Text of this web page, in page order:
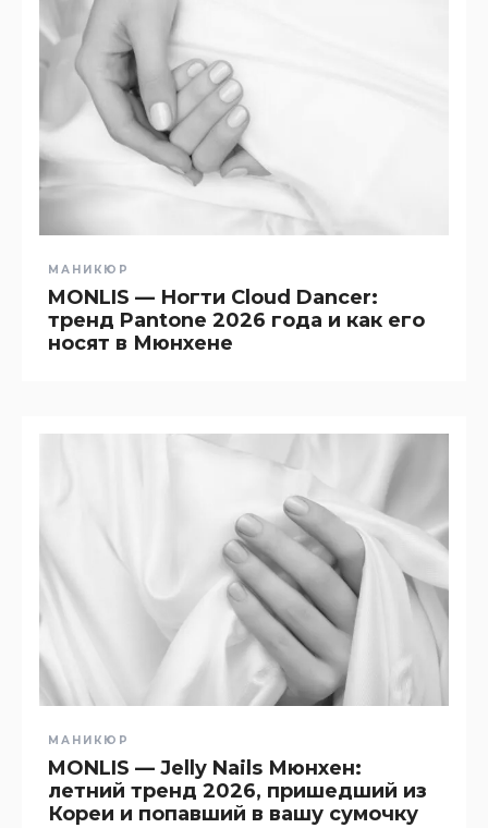
МАНИКЮР
MONLIS — Ногти Cloud Dancer:
тренд Pantone 2026 года и как его
носят в Мюнхене
МАНИКЮР
MONLIS — Jelly Nails Мюнхен:
летний тренд 2026, пришедший из
Кореи и попавший в вашу сумочку